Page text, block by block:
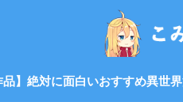
品】絶対に面白いおすすめ異世